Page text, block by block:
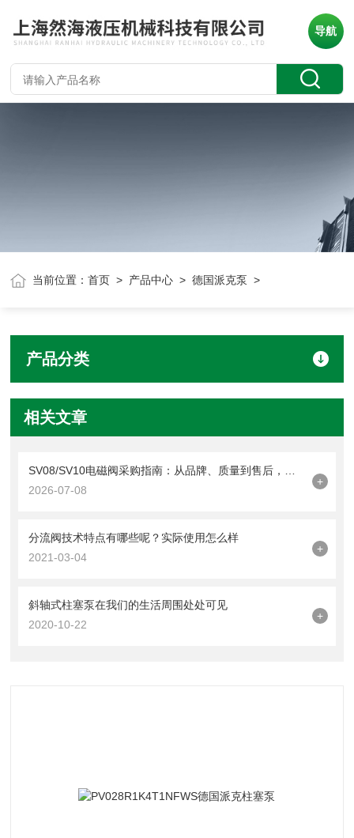
导航
当前位置：首页 > 产品中心 >德国派克泵 >
产品分类
相关文章
2026-07-08
+
分流阀技术特点有哪些呢？实际使用怎么样
2021-03-04
+
斜轴式柱塞泵在我们的生活周围处处可见
2020-10-22
+